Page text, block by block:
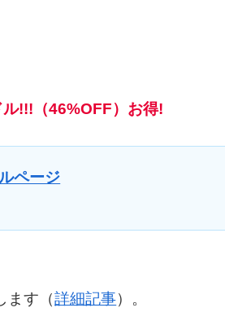
!!!（46%OFF）お得!
ページ
ます（詳細記事）。